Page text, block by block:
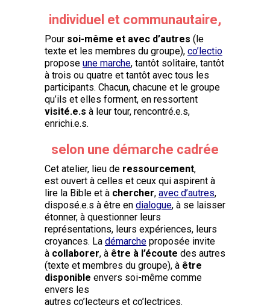
individuel et communautaire,
Pour soi-même et avec d’autres (le
texte et les membres du groupe), co’lectio
propose une marche, tantôt solitaire, tantôt
à trois ou quatre et tantôt avec tous les
participants. Chacun, chacune et le groupe
qu’ils et elles forment, en ressortent
visité.e.s à leur tour, rencontré.e.s,
enrichi.e.s.
selon une démarche cadrée
Cet atelier, lieu de ressourcement,
est ouvert à celles et ceux qui aspirent à
lire la Bible et à chercher, avec d’autres,
disposé.e.s à être en dialogue, à se laisser
étonner, à questionner leurs
représentations, leurs expériences, leurs
croyances. La démarche proposée invite
à collaborer, à être à l’écoute des autres
(texte et membres du groupe), à être
disponible envers soi-même comme
envers les
autres co’lecteurs et co’lectrices.